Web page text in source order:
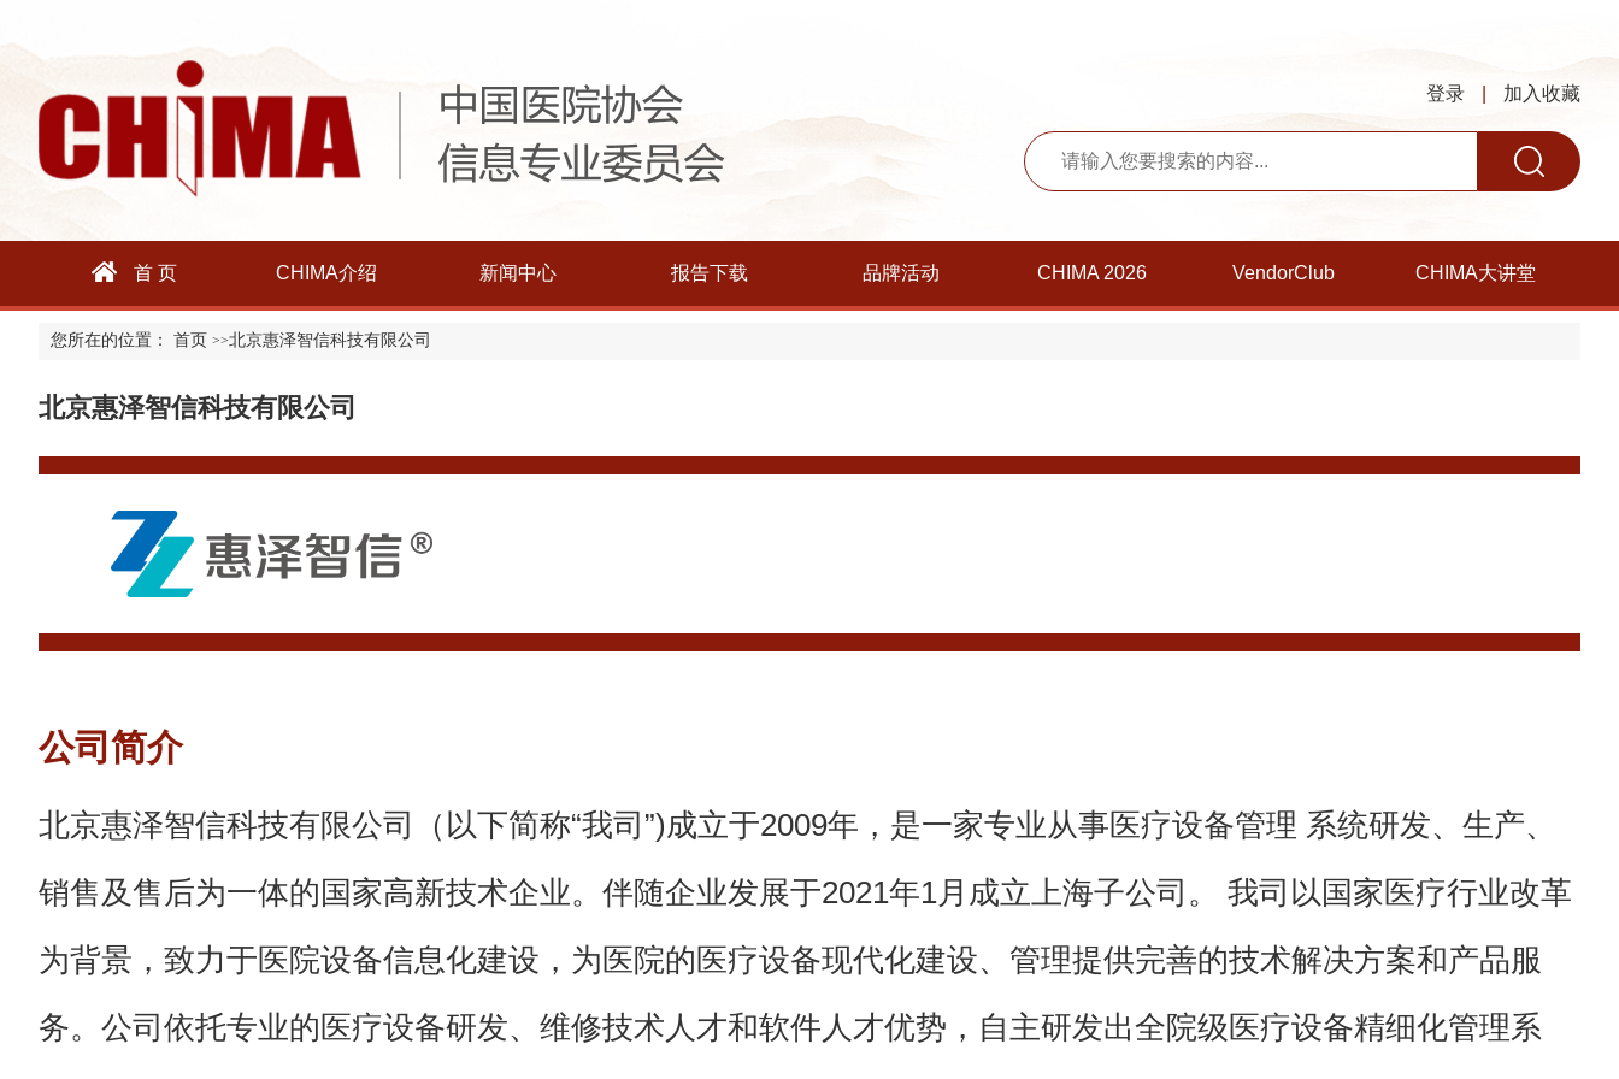
登录 加入收藏
首 页 CHIMA介绍 新闻中心 报告下载 品牌活动 CHIMA 2026 VendorClub CHIMA大讲堂
您所在的位置： 首页 >>北京惠泽智信科技有限公司
北京惠泽智信科技有限公司
公司简介
北京惠泽智信科技有限公司（以下简称“我司”)成立于2009年，是一家专业从事医疗设备管理 系统研发、生产、
销售及售后为一体的国家高新技术企业。伴随企业发展于2021年1月成立上海子公司。 我司以国家医疗行业改革
为背景，致力于医院设备信息化建设，为医院的医疗设备现代化建设、管理提供完善的技术解决方案和产品服
务。公司依托专业的医疗设备研发、维修技术人才和软件人才优势，自主研发出全院级医疗设备精细化管理系